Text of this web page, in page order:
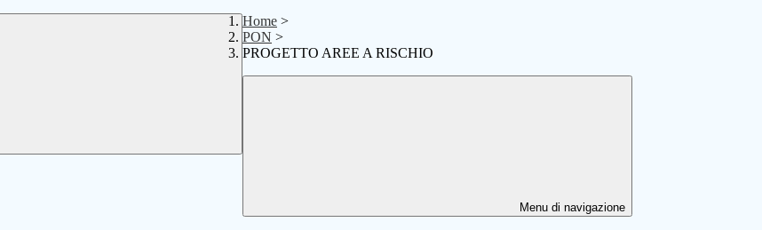
Home >
PON >
PROGETTO AREE A RISCHIO
Menu di navigazione